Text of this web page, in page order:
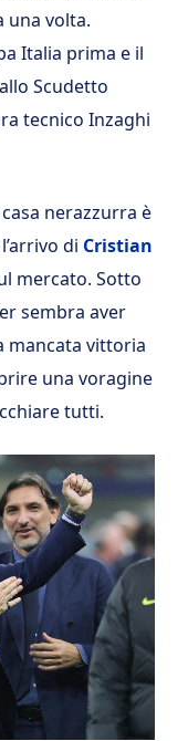
una volta.
Italia prima e il
Scudetto
tecnico Inzaghi
nerazzurra è
di Cristian
mercato. Sotto
sembra aver
mancata vittoria
una voragine
tutti.